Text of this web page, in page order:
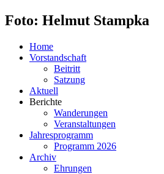
Foto: Helmut Stampka
Home
Vorstandschaft
Beitritt
Satzung
Aktuell
Berichte
Wanderungen
Veranstaltungen
Jahresprogramm
Programm 2026
Archiv
Ehrungen